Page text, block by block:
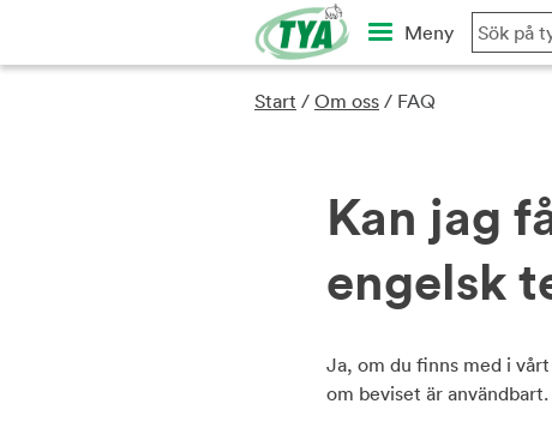
content
Meny
Start / Om oss / FAQ
Kan jag
engelsk
Ja, om du finns med i
om beviset är användbart.